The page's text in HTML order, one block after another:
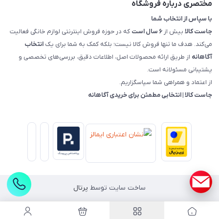
مختصری درباره فروشگاه
با سپاس از انتخاب شما
جاست کالا بیش از ۶ سال است
که در حوزه فروش اینترنتی لوازم خانگی فعالیت
می‌کند. هدف ما تنها فروش کالا نیست؛ بلکه کمک به شما برای یک انتخاب
آگاهانه از طریق ارائه محصولات اصل، اطلاعات دقیق، بررسی‌های تخصصی و
پشتیبانی مسئولانه است.
از اعتماد و همراهی شما سپاسگزاریم.
جاست کالا | انتخابی مطمئن برای خریدی آگاهانه
ساخت سایت توسط پرتال